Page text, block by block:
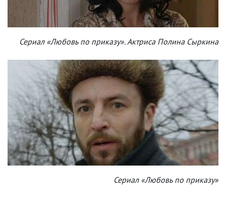
Сериал «Любовь по приказу». Актриса Полина Сыркина
Сериал «Любовь по приказу»